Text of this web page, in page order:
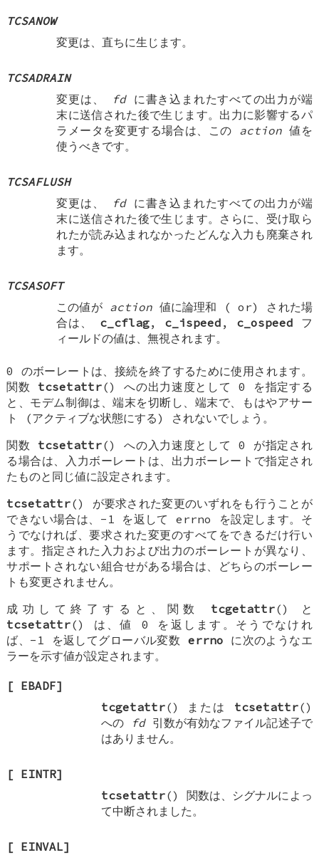
TCSANOW
変更は、直ちに生じます。
TCSADRAIN
変更は、
fdに書き込まれたすべての出力が端
末に送信された後で生じます。出力に影響するパ
ラメータを変更する場合は、この action値を
使うべきです。
TCSAFLUSH
変更は、
fdに書き込まれたすべての出力が端
末に送信された後で生じます。さらに、受け取ら
れたが読み込まれなかったどんな入力も廃棄され
ます。
TCSASOFT
この値が action値に論理和 (or) された場
合は、 c_cflag, c_ispeed , c_ospeed フ
ィールドの値は、無視されます。
0 のボーレートは、接続を終了するために使用されます。
関数 tcsetattr() への出力速度として 0 を指定する
と、モデム制御は、端末を切断し、端末で、もはやアサー
ト (アクティブな状態にする) されないでしょう。
関数 tcsetattr() への入力速度として 0 が指定され
る場合は、入力ボーレートは、出力ボーレートで指定され
たものと同じ値に設定されます。
tcsetattr() が要求された変更のいずれをも行うことが
できない場合は、-1 を返して errno を設定します。そ
うでなければ、要求された変更のすべてをできるだけ行い
ます。指定された入力および出力のボーレートが異なり、
サポートされない組合せがある場合は、どちらのボーレー
トも変更されません。
成功して終了すると、関数 tcgetattr() と
tcsetattr() は、値 0 を返します。そうでなけれ
ば、-1 を返してグローバル変数 errno に次のようなエ
ラーを示す値が設定されます。
[ EBADF]
tcgetattr() または tcsetattr()
への
fd引数が有効なファイル記述子で
はありません。
[ EINTR]
tcsetattr() 関数は、シグナルによっ
て中断されました。
[ EINVAL]